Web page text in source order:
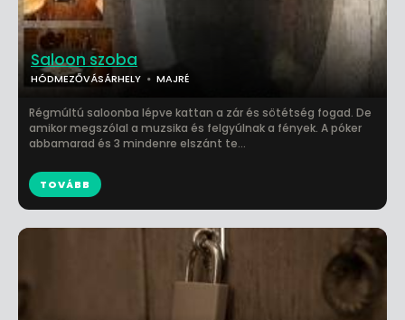
Saloon szoba
HÓDMEZŐVÁSÁRHELY MAJRÉ
Régmúltú saloonba lépve kattan a zár és sötétség fogad. De
amikor megszólal a muzsika és felgyúlnak a fények. A póker
abbamarad és 3 mindenre elszánt te...
TOVÁBB